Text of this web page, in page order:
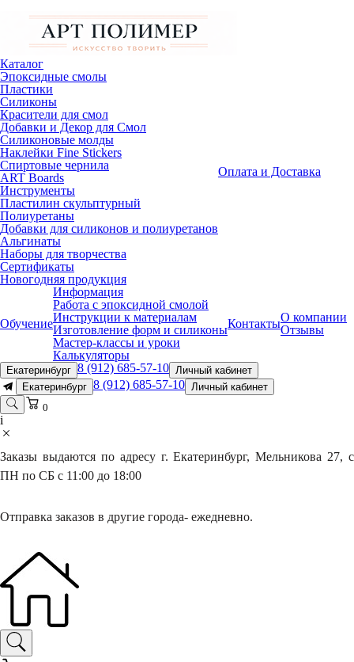
Каталог
Эпоксидные смолы
Пластики
Силиконы
Красители для смол
Добавки и Декор для Смол
Силиконовые молды
Наклейки Fine Stickers
Спиртовые чернила
ART Boards
Инструменты
Пластилин скульптурный
Полиуретаны
Добавки для силиконов и полиуретанов
Альгинаты
Наборы для творчества
Сертификаты
Новогодняя продукция
Оплата и Доставка
Обучение
Информация
Работа с эпоксидной смолой
Инструкции к материалам
Изготовление форм и силиконы
Мастер-классы и уроки
Калькуляторы
КонтактыО компании
Отзывы
Екатеринбург 8 (912) 685-57-10 Личный кабинет
Екатеринбург 8 (912) 685-57-10 Личный кабинет
0
i
Заказы выдаются по адресу г. Екатеринбург, Мельникова 27, с
ПН по СБ с 11:00 до 18:00
Отправка заказов в другие города- ежедневно.